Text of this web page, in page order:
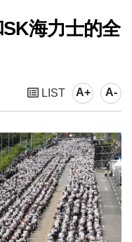
海力士的全
LIST A+ A-